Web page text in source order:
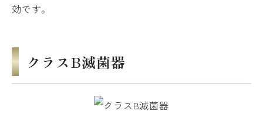
効です。
クラスB滅菌器